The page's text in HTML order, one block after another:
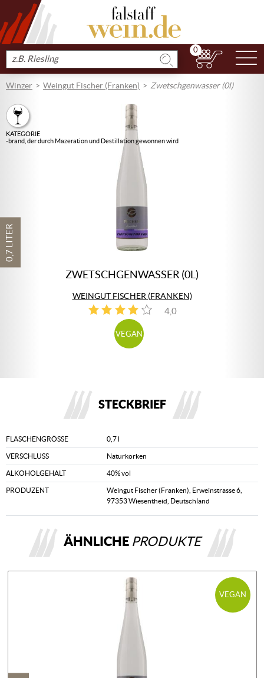
Produkt
suchen
0
Winzer Weingut Fischer (Franken) Zwetschgenwasser (0l)
0,7 LITER
KATEGORIE
-brand, der durch Mazeration und Destillation gewonnen wird
ZWETSCHGENWASSER (0L)
WEINGUT FISCHER (FRANKEN)
4,0
1
VEGAN
STECKBRIEF
FLASCHENGRÖSSE 0,7 l
VERSCHLUSS Naturkorken
ALKOHOLGEHALT 40% vol
PRODUZENT
Weingut Fischer (Franken), Erweinstrasse 6,
97353 Wiesentheid, Deutschland
ÄHNLICHE PRODUKTE
VEGAN